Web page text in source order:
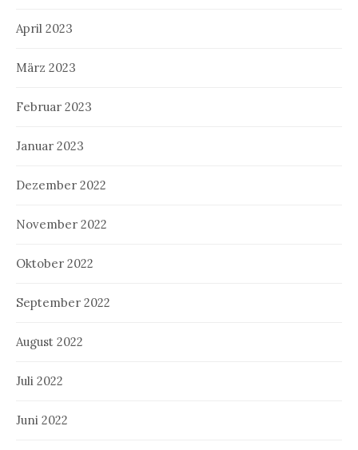
April 2023
März 2023
Februar 2023
Januar 2023
Dezember 2022
November 2022
Oktober 2022
September 2022
August 2022
Juli 2022
Juni 2022